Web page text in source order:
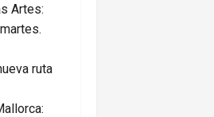
Artes:
ruta